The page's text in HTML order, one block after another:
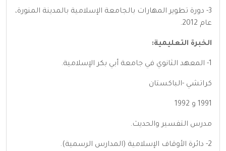
3- دورة تطوير المهارات بالجامعة الإسلامية بالمدينة المنورة،
عام 2012.
الخبرة التعليمية:
1- المعهد الثانوي في جامعة أبي بكر الإسلامية.
كراتشي -الباكستان
1991 و 1992
مدرس التفسير والحديث.
2- دائرة الأوقاف الإسلامية (المدارس الرسمية).